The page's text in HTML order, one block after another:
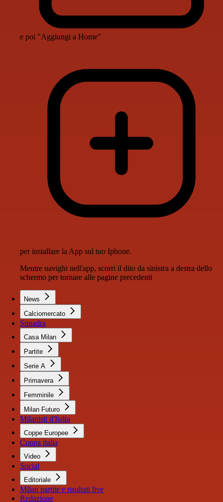
e poi "Aggiungi a Home"
per installare la App sul tuo Iphone.
Mentre navighi nell'app, scorri il dito da sinistra a destra dello
schermo per tornare alle pagine precedenti
News
Calciomercato
Squadra
Casa Milan
Partite
Serie A
Primavera
Femminile
Milan Futuro
Milanisti d'Italia
Coppe Europee
Coppa italia
Video
Social
Editoriale
Milan partite e risultati live
Redazione